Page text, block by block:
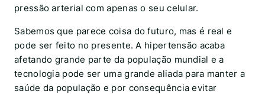
pressão arterial com apenas o seu celular.
Sabemos que parece coisa do futuro, mas é real e
pode ser feito no presente. A hipertensão acaba
afetando grande parte da população mundial e a
tecnologia pode ser uma grande aliada para manter a
saúde da população e por consequência evitar